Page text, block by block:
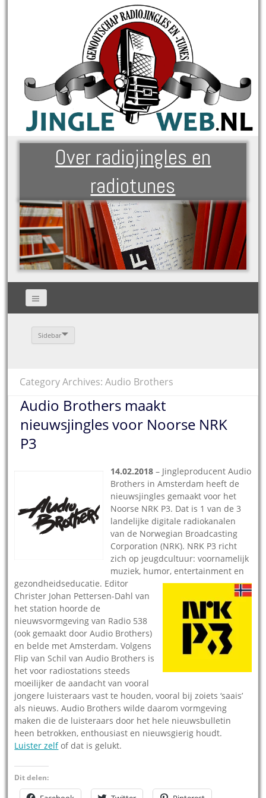
Over radiojingles en
radiotunes
Sidebar
Category Archives: Audio Brothers
Audio Brothers maakt
nieuwsjingles voor Noorse NRK
P3
14.02.2018 – Jingleproducent Audio
Brothers in Amsterdam heeft de
nieuwsjingles gemaakt voor het
Noorse NRK P3. Dat is 1 van de 3
landelijke digitale radiokanalen
van de Norwegian Broadcasting
Corporation (NRK). NRK P3 richt
zich op jeugdcultuur: voornamelijk
muziek, humor, entertainment en
gezondheidseducatie. Editor
Christer Johan Pettersen-Dahl van
het station hoorde de
nieuwsvormgeving van Radio 538
(ook gemaakt door Audio Brothers)
en belde met Amsterdam. Volgens
Flip van Schil van Audio Brothers is
het voor radiostations steeds
moeilijker de aandacht van vooral
jongere luisteraars vast te houden, vooral bij zoiets ‘saais’
als nieuws. Audio Brothers wilde daarom vormgeving
maken die de luisteraars door het hele nieuwsbulletin
heen betrokken, enthousiast en nieuwsgierig houdt.
Luister zelfof dat is gelukt.
Dit delen: